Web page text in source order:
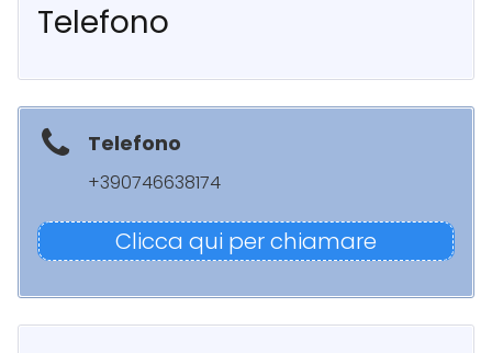
Telefono
Telefono
+390746638174
Clicca qui per chiamare